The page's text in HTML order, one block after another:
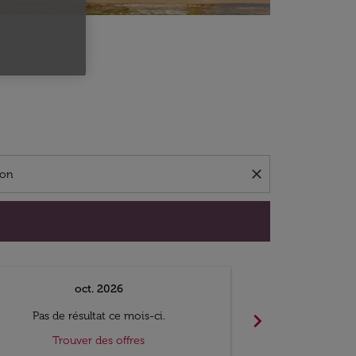
close
oct. 2026
Pas de résultat ce mois-ci.
Trouver des offres
chevron_right